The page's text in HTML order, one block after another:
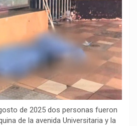
r
de 2025 dos personas fueron
de la avenida Universitaria y la